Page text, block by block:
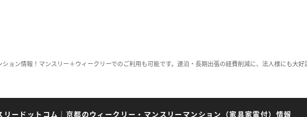
ョン情報！マンスリー＋ウィークリーでのご利用も可能です。連泊・長期出張の経費削減に、法人様にも大
リードットコム ｜ 京都のウィークリー・マンスリーマンション（家具家電付）情報